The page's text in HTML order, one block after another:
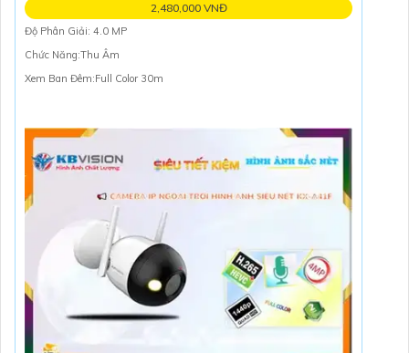
2,480,000 VNĐ
Độ Phân Giải: 4.0 MP
Chức Năng:Thu Âm
Xem Ban Đêm:Full Color 30m